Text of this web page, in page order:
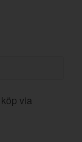
via